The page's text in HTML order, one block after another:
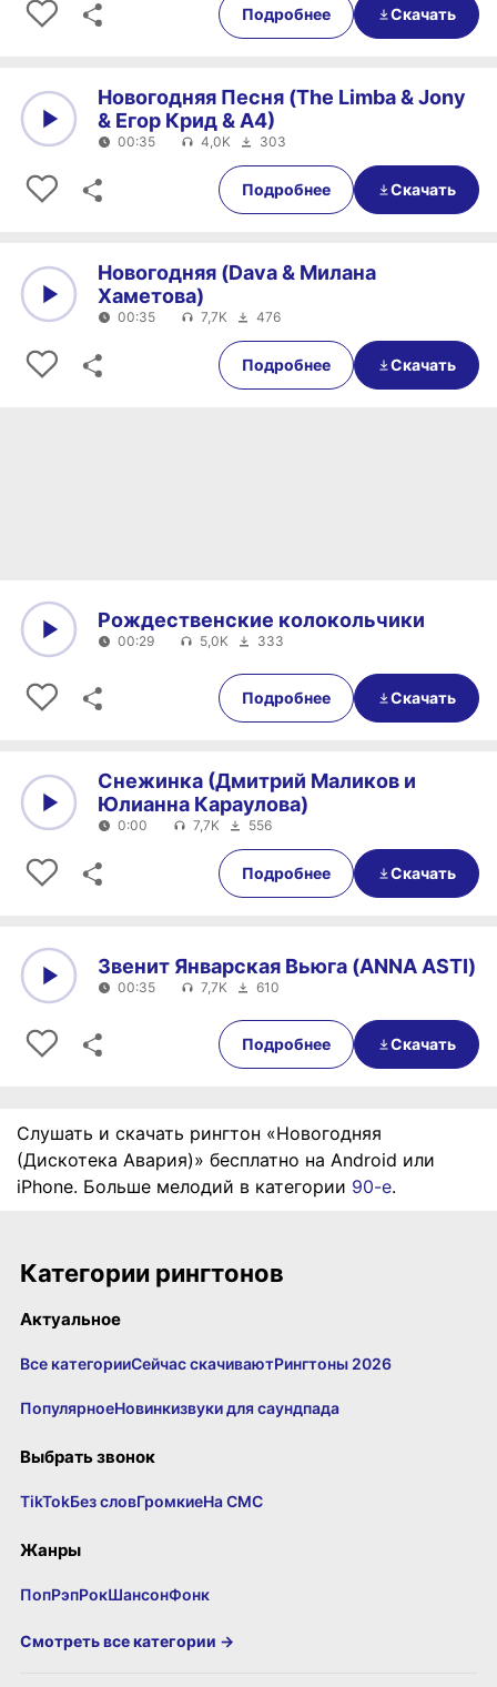
Подробнее Скачать
00:35
Новогодняя Песня (The Limba & Jony
& Егор Крид & А4)
00:35 4,0K 303
Подробнее Скачать
00:35
Новогодняя (Dava & Милана
Хаметова)
00:35 7,7K 476
Подробнее Скачать
00:29
Рождественские колокольчики
00:29 5,0K 333
Подробнее Скачать
0:00
Снежинка (Дмитрий Маликов и
Юлианна Караулова)
0:00 7,7K 556
Подробнее Скачать
00:35
Звенит Январская Вьюга (ANNA ASTI)
00:35 7,7K 610
Подробнее Скачать
Слушать и скачать рингтон «Новогодняя
(Дискотека Авария)» бесплатно на Android или
iPhone. Больше мелодий в категории 90-е.
Категории рингтонов
Актуальное
Все категорииСейчас скачиваютРингтоны 2026
ПопулярноеНовинкизвуки для саундпада
Выбрать звонок
TikTokБез словГромкиеНа СМС
Жанры
ПопРэпРокШансонФонк
Смотреть все категории →